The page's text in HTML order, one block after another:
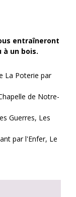
entraîneront
à un bois.
La Poterie par
de Notre-
Guerres, Les
par l'Enfer, Le